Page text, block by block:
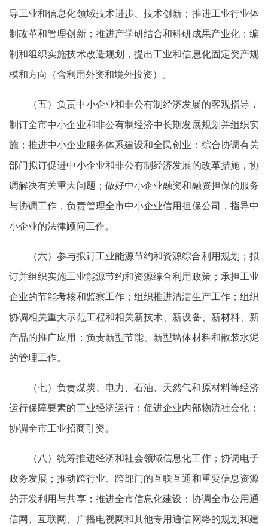
导工业和信息化领域技术进步、技术创新；推进工业行业体
制改革和管理创新；推进产学研结合和科研成果产业化；编
制和组织实施技术改造规划，提出工业和信息化固定资产规
模和方向（含利用外资和境外投资）。
（五）负责中小企业和非公有制经济发展的客观指导，
制订全市中小企业和非公有制经济中长期发展规划并组织实
施；推进中小企业服务体系建设和全民创业；综合协调有关
部门拟订促进中小企业和非公有制经济发展的改革措施，协
调解决有关重大问题；做好中小企业融资和融资担保的服务
与协调工作，负责管理全市中小企业信用担保公司，指导中
小企业的法律顾问工作。
（六）参与拟订工业能源节约和资源综合利用规划；拟
订并组织实施工业能源节约和资源综合利用政策；承担工业
企业的节能考核和监察工作；组织推进清洁生产工作；组织
协调相关重大示范工程和相关新技术、新设备、新材料、新
产品的推广应用；负责新型节能、新型墙体材料和散装水泥
的管理工作。
（七）负责煤炭、电力、石油、天然气和原材料等经济
运行保障要素的工业经济运行；促进企业内部物流社会化；
协调全市工业招商引资。
（八）统筹推进经济和社会领域信息化工作；协调电子
政务发展；推动跨行业、跨部门的互联互通和重要信息资源
的开发利用与共享；推进全市信息化建设；协调全市公用通
信网、互联网、广播电视网和其他专用通信网络的规划和建